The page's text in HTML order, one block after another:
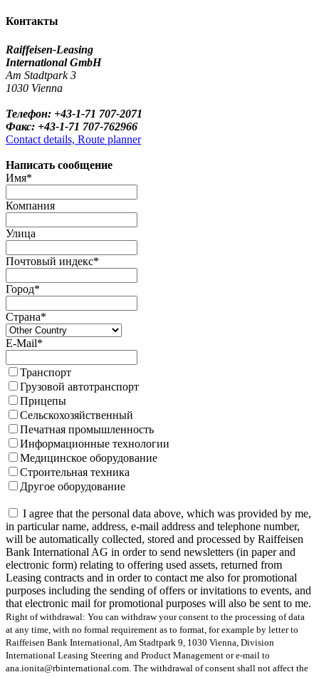
Контакты
Raiffeisen-Leasing
International GmbH
Am Stadtpark 3
1030 Vienna
Телефон: +43-1-71 707-2071
Факс: +43-1-71 707-762966
Contact details, Route planner
Написать сообщение
Имя*
Компания
Улица
Почтовый индекс*
Город*
Страна*
E-Mail*
Транспорт
Грузовой автотранспорт
Прицепы
Сельскохозяйственный
Печатная промышленность
Информационные технологии
Медицинское оборудование
Строительная техника
Другое оборудование
I agree that the personal data above, which was provided by me,
in particular name, address, e-mail address and telephone number,
will be automatically collected, stored and processed by Raiffeisen
Bank International AG in order to send newsletters (in paper and
electronic form) relating to offering used assets, returned from
Leasing contracts and in order to contact me also for promotional
purposes including the sending of offers or invitations to events, and
that electronic mail for promotional purposes will also be sent to me.
Right of withdrawal: You can withdraw your consent to the processing of data
at any time, with no formal requirement as to format, for example by letter to
Raiffeisen Bank International, Am Stadtpark 9, 1030 Vienna, Division
International Leasing Steering and Product Management or e-mail to
ana.ionita@rbinternational.com. The withdrawal of consent shall not affect the